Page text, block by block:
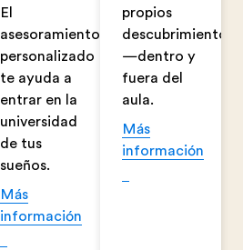
El
asesoramiento
personalizado
te ayuda a
entrar en la
universidad
de tus
sueños.
Más
información
propios
descubrimientos.
—dentro y
fuera del
aula.
Más
información